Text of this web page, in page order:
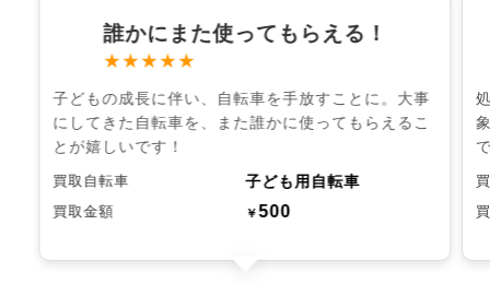
誰かにまた使ってもらえる！
★★★★★
子どもの成長に伴い、自転車を手放すことに。大事
にしてきた自転車を、また誰かに使ってもらえるこ
とが嬉しいです！
買取自転車 子ども用自転車
買取金額 ￥500